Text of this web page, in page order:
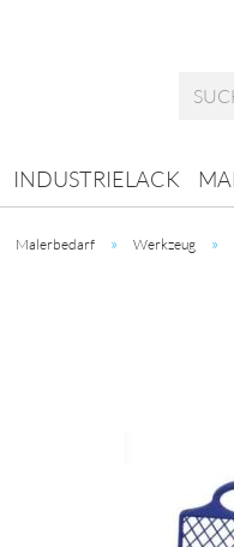
INDUSTRIELACK
Malerbedarf » Werkzeug »